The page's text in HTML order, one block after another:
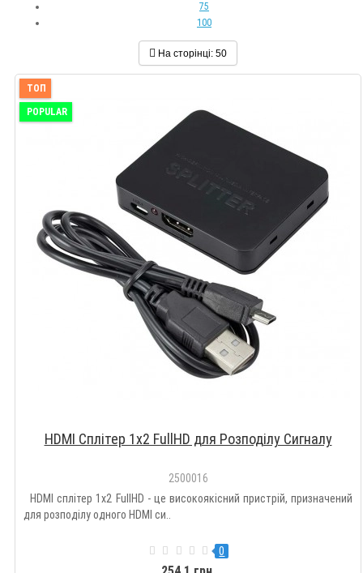
75
100
На сторінці: 50
ТОП
POPULAR
HDMI Сплітер 1x2 FullHD для Розподілу Сигналу
2500016
HDMI сплітер 1x2 FullHD - це високоякісний пристрій, призначений
для розподілу одного HDMI си..
0